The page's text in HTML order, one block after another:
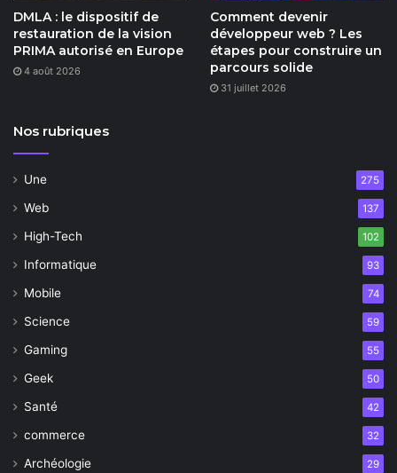
DMLA : le dispositif de
restauration de la vision
PRIMA autorisé en Europe
4 août 2026
Comment devenir
développeur web ? Les
étapes pour construire un
parcours solide
31 juillet 2026
Nos rubriques
Une 275
Web 137
High-Tech 102
Informatique 93
Mobile 74
Science 59
Gaming 55
Geek 50
Santé 42
commerce 32
Archéologie 29